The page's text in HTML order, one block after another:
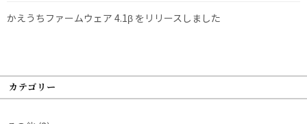
かえうちファームウェア 4.1β をリリースしました
カテゴリー